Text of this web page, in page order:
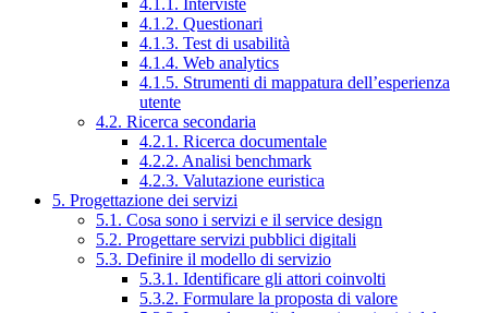
4.1.1. Interviste
4.1.2. Questionari
4.1.3. Test di usabilità
4.1.4. Web analytics
4.1.5. Strumenti di mappatura dell’esperienza
utente
4.2. Ricerca secondaria
4.2.1. Ricerca documentale
4.2.2. Analisi benchmark
4.2.3. Valutazione euristica
5. Progettazione dei servizi
5.1. Cosa sono i servizi e il service design
5.2. Progettare servizi pubblici digitali
5.3. Definire il modello di servizio
5.3.1. Identificare gli attori coinvolti
5.3.2. Formulare la proposta di valore